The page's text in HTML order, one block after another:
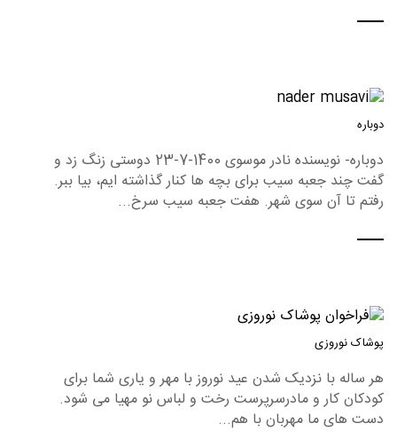
دوباره
دوباره- نویسنده نادر موسوی 1400-7-23 دوستی زنگ زد و
گفت چند جعبه سیب برای بچه ها کنار گذاشته ایم، بیا ببر.
رفتم تا آن سوی شهر. هفت جعبه سیب سرخ...
پوشاک نوروزی
هر ساله با نزدیک شدن عید نوروز با مهر و یاری شما برای
کودکان کار و مادرسرپرست رخت و لباس نو مهیا می شود.
دست های ما مهربان با هم...